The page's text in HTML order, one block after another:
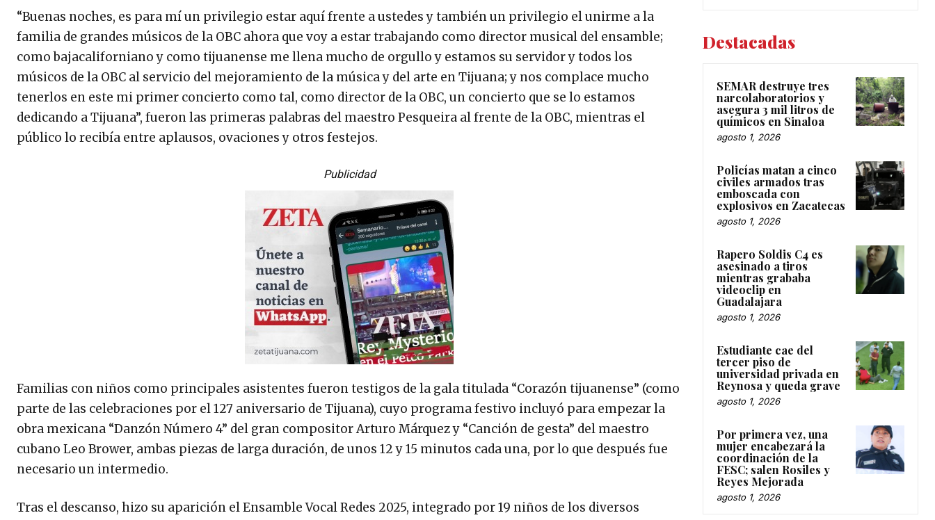
“Buenas noches, es para mí un privilegio estar aquí frente a ustedes y también un privilegio el unirme a la
familia de grandes músicos de la OBC ahora que voy a estar trabajando como director musical del ensamble;
como bajacaliforniano y como tijuanense me llena mucho de orgullo y estamos su servidor y todos los
músicos de la OBC al servicio del mejoramiento de la música y del arte en Tijuana; y nos complace mucho
tenerlos en este mi primer concierto como tal, como director de la OBC, un concierto que se lo estamos
dedicando a Tijuana”, fueron las primeras palabras del maestro Pesqueira al frente de la OBC, mientras el
público lo recibía entre aplausos, ovaciones y otros festejos.
Publicidad
Familias con niños como principales asistentes fueron testigos de la gala titulada “Corazón tijuanense” (como
parte de las celebraciones por el 127 aniversario de Tijuana), cuyo programa festivo incluyó para empezar la
obra mexicana “Danzón Número 4” del gran compositor Arturo Márquez y “Canción de gesta” del maestro
cubano Leo Brower, ambas piezas de larga duración, de unos 12 y 15 minutos cada una, por lo que después fue
necesario un intermedio.
Tras el descanso, hizo su aparición el Ensamble Vocal Redes 2025, integrado por 19 niños de los diversos
Destacadas
SEMAR destruye tres
narcolaboratorios y
asegura 3 mil litros de
químicos en Sinaloa
agosto 1, 2026
Policías matan a cinco
civiles armados tras
emboscada con
explosivos en Zacatecas
agosto 1, 2026
Rapero Soldis C4 es
asesinado a tiros
mientras grababa
videoclip en
Guadalajara
agosto 1, 2026
Estudiante cae del
tercer piso de
universidad privada en
Reynosa y queda grave
agosto 1, 2026
Por primera vez, una
mujer encabezará la
coordinación de la
FESC; salen Rosiles y
Reyes Mejorada
agosto 1, 2026